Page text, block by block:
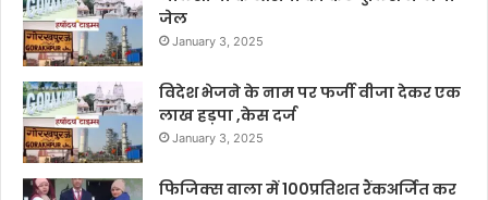
जेल
January 3, 2025
विदेश भेजने के नाम पर फर्जी वीजा देकर एक
लाख हड़पा ,केस दर्ज
January 3, 2025
फिजिक्स वाला में 100प्रतिशत रैंकअर्जित कर